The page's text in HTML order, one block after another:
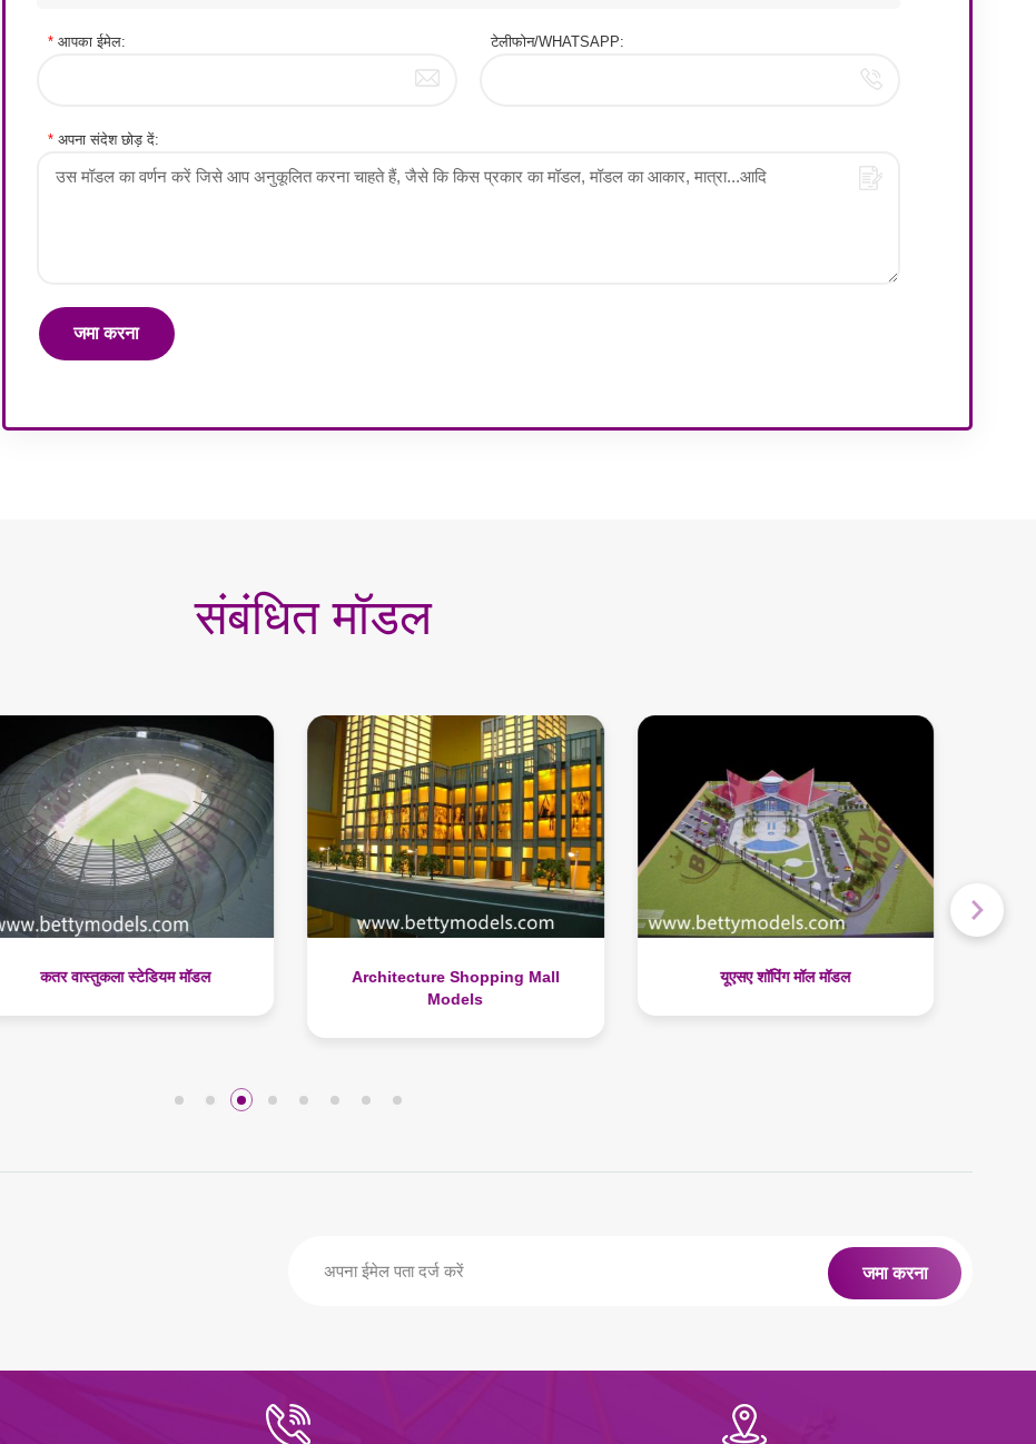
*आपका ईमेल: टेलीफोन/WHATSAPP:
*अपना संदेश छोड़ दें:
जमा करना
संबंधित मॉडल
कतर वास्तुकला स्टेडियम मॉडल
Architecture Shopping Mall
Models
यूएसए शॉपिंग मॉल मॉडल
जमा करना